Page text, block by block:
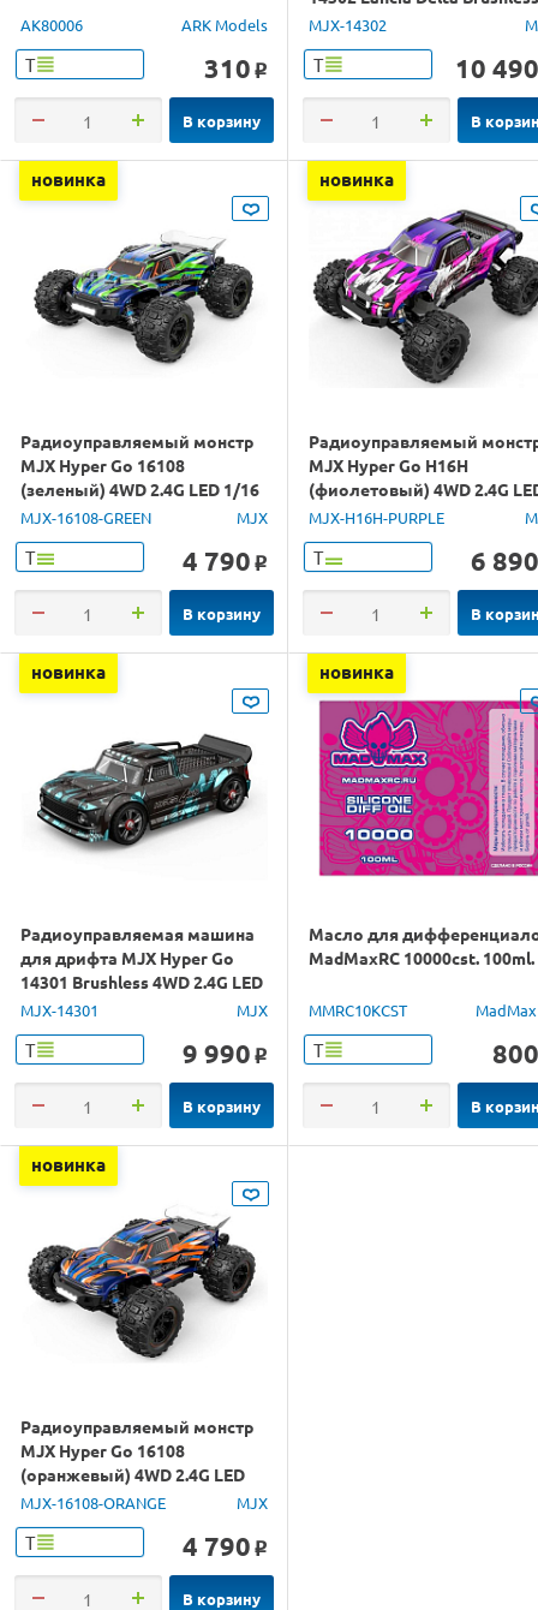
AK80006 ARK Models
Т 310 o
В корзину
4WD 2.4G LED 1/14 RTR
MJX-14302
Т 10 490
В
новинка
Радиоуправляемый монстр
MJX Hyper Go 16108
(зеленый) 4WD 2.4G LED 1/16
RTR
MJX-16108-GREEN MJX
Т 4 790 o
В корзину
новинка
Радиоуправляемый
MJX Hyper Go H16H
(фиолетовый) 4WD 2.4G
GPS 1/16 RTR
MJX-H16H-PURPLE
Т 6 890
В
новинка
Радиоуправляемая машина
для дрифта MJX Hyper Go
14301 Brushless 4WD 2.4G LED
1/14 RTR
MJX-14301 MJX
Т 9 990 o
В корзину
новинка
Масло для
MadMaxRC 10000cst. 100ml.
MMRC10KCST
Т 800
В
новинка
Радиоуправляемый монстр
MJX Hyper Go 16108
(оранжевый) 4WD 2.4G LED
1/16 RTR
MJX-16108-ORANGE MJX
Т 4 790 o
В корзину